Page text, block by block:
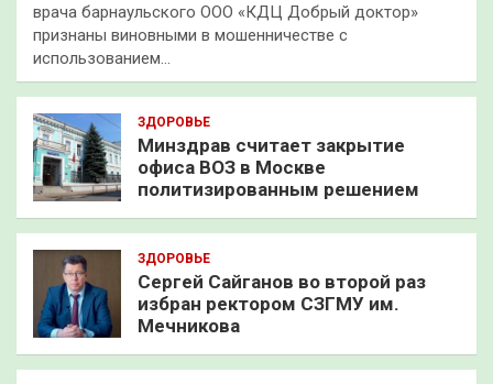
врача барнаульского ООО «КДЦ Добрый доктор»
признаны виновными в мошенничестве с
использованием…
ЗДОРОВЬЕ
Минздрав считает закрытие
офиса ВОЗ в Москве
политизированным решением
ЗДОРОВЬЕ
Сергей Сайганов во второй раз
избран ректором СЗГМУ им.
Мечникова